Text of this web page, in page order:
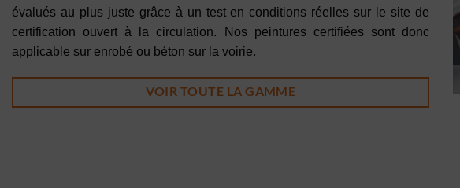
évalués au plus juste grâce à un test en conditions réelles sur le site de
certification ouvert à la circulation. Nos peintures certifiées sont donc
applicable sur enrobé ou béton sur la voirie.
VOIR TOUTE LA GAMME